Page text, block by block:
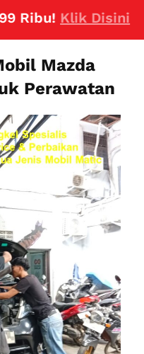
Klik Disini
Mazda
Perawatan